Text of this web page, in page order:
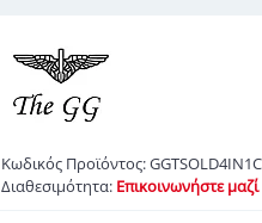
Κωδικός Προϊόντος:GGTSOLD4IN1C
Διαθεσιμότητα: Επικοινωνήστε